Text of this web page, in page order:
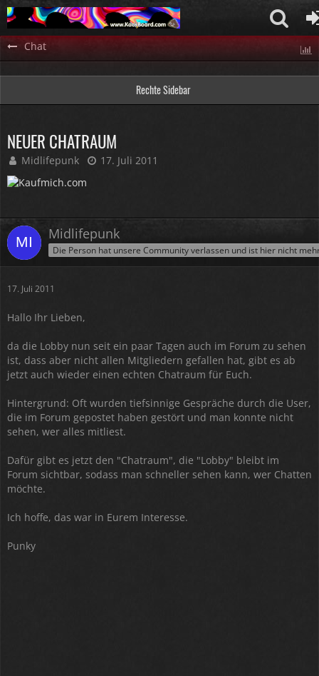
Chat
NEUER CHATRAUM
Midlifepunk 17. Juli 2011
Midlifepunk
Die Person hat unsere Community verlassen und ist hier nicht
17. Juli 2011
Hallo Ihr Lieben,
da die Lobby nun seit ein paar Tagen auch im Forum zu sehen
ist, dass aber nicht allen Mitgliedern gefallen hat, gibt es ab
jetzt auch wieder einen echten Chatraum für Euch.
Hintergrund: Oft wurden tiefsinnige Gespräche durch die User,
die im Forum gepostet haben gestört und man konnte nicht
sehen, wer alles mitliest.
Dafür gibt es jetzt den "Chatraum", die "Lobby" bleibt im
Forum sichtbar, sodass man schneller sehen kann, wer Chatten
möchte.
Ich hoffe, das war in Eurem Interesse.
Punky
Rechte Sidebar